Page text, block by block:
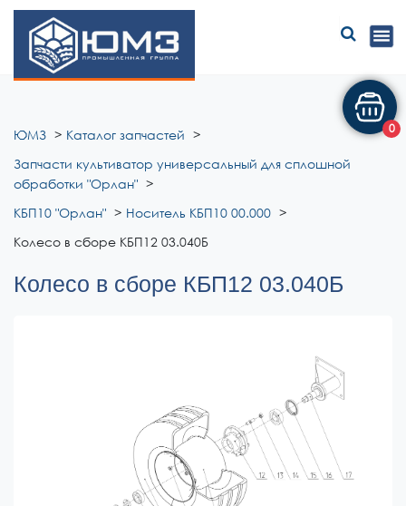
ЮМЗ
ЮМЗ
Каталог запчастей
Запчасти культиватор универсальный для сплошной
обработки "Орлан"
КБП10 "Орлан"
Носитель КБП10 00.000
Колесо в сборе КБП12 03.040Б
Колесо в сборе КБП12 03.040Б
0